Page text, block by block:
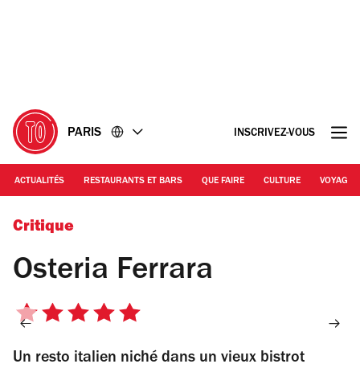
PARIS INSCRIVEZ-VOUS
ACTUALITÉS RESTAURANTS ET BARS QUE FAIRE CULTURE VOYAGE
Critique
Osteria Ferrara
5
5
Un resto italien niché dans un vieux bistrot